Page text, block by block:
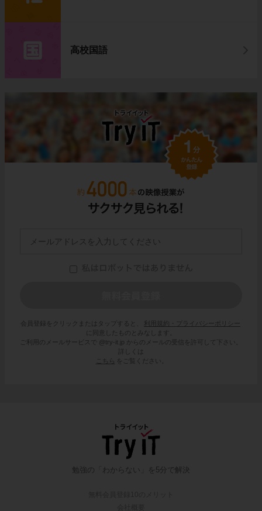
高校国語
会員登録をクリックまたはタップすると、
利用規約・プライバシーポリシー
に同意したものとみなします。
ご利用のメールサービスで @try-it.jp からのメールの受信を許可して下さい。
詳しくは
こちら
をご覧ください。
勉強の「わからない」を5分で解決